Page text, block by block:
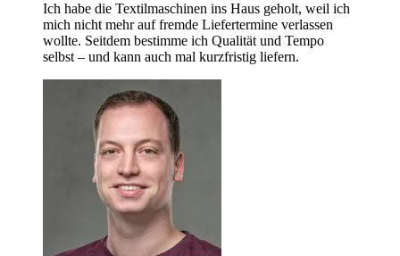
Ich habe die Textilmaschinen ins Haus geholt, weil ich
mich nicht mehr auf fremde Liefertermine verlassen
wollte. Seitdem bestimme ich Qualität und Tempo
selbst – und kann auch mal kurzfristig liefern.